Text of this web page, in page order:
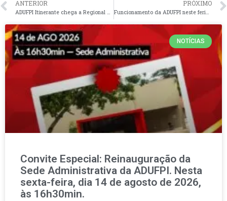
ANTERIOR PRÓXIMO
NOTÍCIAS
Convite Especial: Reinauguração da
Sede Administrativa da ADUFPI. Nesta
sexta-feira, dia 14 de agosto de 2026,
às 16h30min.